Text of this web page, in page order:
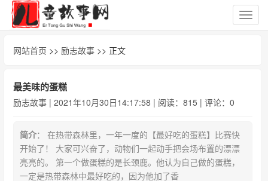
切
换
网站首页 >> 励志故事 >> 正文
最美味的蛋糕
励志故事 | 2021年10月30日14:17:58 | 阅读：815 | 评论：0
简介： 在热带森林里，一年一度的【最好吃的蛋糕】比赛快
开始了！ 大家可兴奋了，动物们一起动手把会场布置的漂漂
亮亮的。 第一个做蛋糕的是长颈鹿。他认为自己做的蛋糕，
一定是热带森林中最好吃的，因为他加了香